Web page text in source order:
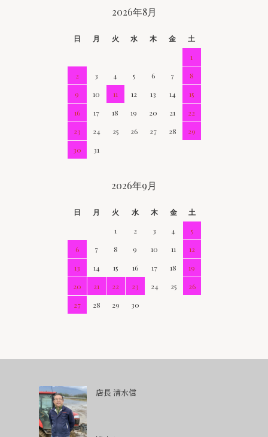
2026年8月
日 月 火 水 木 金
土
1
2
3 4 5 6 7
8
9
10 11 12 13 14
15
16
17 18 19 20 21
22
23
24 25 26 27 28
29
30
31
2026年9月
日 月 火 水 木 金
土
1
2 3 4
5
6
7 8 9 10 11
12
13
14 15 16 17 18
19
20
21 22 23 24 25
26
27
28 29 30
店長 清水信